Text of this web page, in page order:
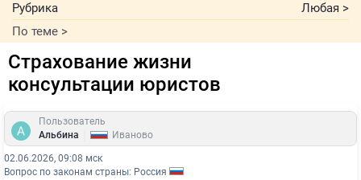
Рубрика
Любая >
По теме >
Страхование жизни
консультации юристов
Пользователь
Альбина
Иваново
02.06.2026, 09:08 мск
Вопрос по законам страны: Россия